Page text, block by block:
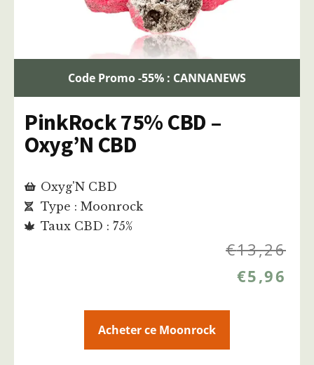
Code Promo -55% : CANNANEWS
PinkRock 75% CBD –
Oxyg’N CBD
Oxyg'N CBD
Type : Moonrock
Taux CBD : 75%
€13,26
€5,96
Acheter ce Moonrock